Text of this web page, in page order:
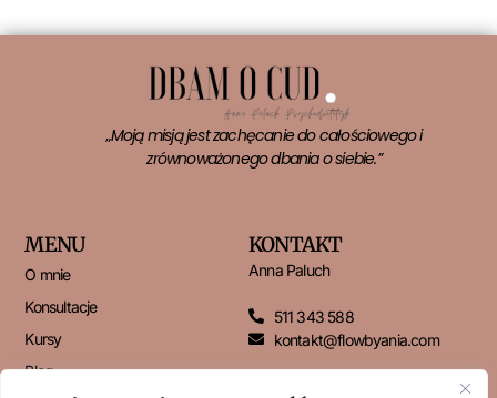
„Moją misją jest zachęcanie do całościowego i
zrównoważonego dbania o siebie.”
MENU
O mnie
Konsultacje
Kursy
Blog
KONTAKT
Anna Paluch
511 343 588
kontakt@flowbyania.com